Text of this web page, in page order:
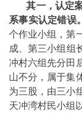
其一，认定
系事实认定错误。
个作业小组，第
成、第三小组组
冲村六组先分田
山不分，属于集
为三股，由三小
天冲湾村民小组